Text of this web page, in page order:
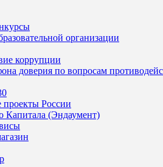
организации
коррупции
доверия по вопросам
России
Капитала (Эндаумент)